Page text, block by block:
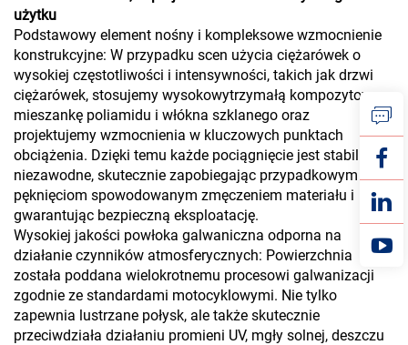
użytku
Podstawowy element nośny i kompleksowe wzmocnienie
konstrukcyjne: W przypadku scen użycia ciężarówek o
wysokiej częstotliwości i intensywności, takich jak drzwi
ciężarówek, stosujemy wysokowytrzymałą kompozytową
mieszankę poliamidu i włókna szklanego oraz
projektujemy wzmocnienia w kluczowych punktach
obciążenia. Dzięki temu każde pociągnięcie jest stabilne i
niezawodne, skutecznie zapobiegając przypadkowym
pęknięciom spowodowanym zmęczeniem materiału i
gwarantując bezpieczną eksploatację.
Wysokiej jakości powłoka galwaniczna odporna na
działanie czynników atmosferycznych: Powierzchnia
została poddana wielokrotnemu procesowi galwanizacji
zgodnie ze standardami motocyklowymi. Nie tylko
zapewnia lustrzane połysk, ale także skutecznie
przeciwdziała działaniu promieni UV, mgły solnej, deszczu